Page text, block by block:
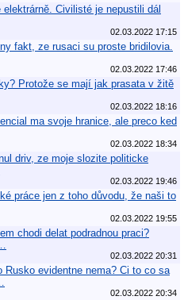
Civilisté je nepustili dál
02.03.2022 17:15
fakt, ze rusaci su proste bridilovia.
02.03.2022 17:46
Protože se mají jak prasata v žitě
02.03.2022 18:16
ma svoje hranice, ale preco ked
02.03.2022 18:34
driv, ze moje slozite politicke
02.03.2022 19:46
práce jen z toho důvodu, že naši to
02.03.2022 19:55
chodi delat podradnou praci?
02.03.2022 20:31
Rusko evidentne nema? Ci to co sa
02.03.2022 20:34